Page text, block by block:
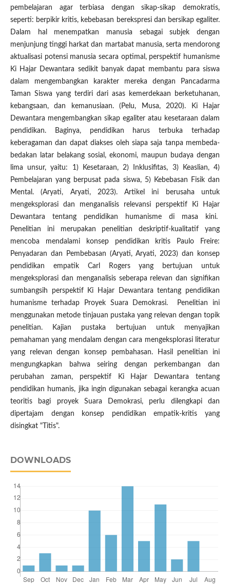
pembelajaran agar terbiasa dengan sikap-sikap demokratis,
seperti: berpikir kritis, kebebasan berekspresi dan bersikap egaliter.
Dalam hal menempatkan manusia sebagai subjek dengan
menjunjung tinggi harkat dan martabat manusia, serta mendorong
aktualisasi potensi manusia secara optimal, perspektif humanisme
Ki Hajar Dewantara sedikit banyak dapat membantu para siswa
dalam mengembangkan karakter mereka dengan Pancadarma
Taman Siswa yang terdiri dari asas kemerdekaan berketuhanan,
kebangsaan, dan kemanusiaan. (Pelu, Musa, 2020). Ki Hajar
Dewantara mengembangkan sikap egaliter atau kesetaraan dalam
pendidikan. Baginya, pendidikan
harus terbuka terhadap
keberagaman dan dapat diakses oleh siapa saja tanpa membeda-
bedakan latar belakang sosial, ekonomi, maupun budaya dengan
lima unsur, yaitu: 1) Kesetaraan, 2) Inklusifitas, 3) Keaslian, 4)
Pembelajaran yang berpusat pada siswa, 5) Kebebasan Fisik dan
Mental. (Aryati, Aryati, 2023). Artikel ini berusaha untuk
mengeksplorasi dan menganalisis relevansi perspektif Ki Hajar
Dewantara tentang pendidikan humanisme di masa kini.
Penelitian ini merupakan penelitian deskriptif-kualitatif yang
mencoba mendalami konsep pendidikan kritis Paulo Freire:
Penyadaran dan Pembebasan (Aryati, Aryati, 2023) dan konsep
pendidikan empatik Carl Rogers yang bertujuan untuk
mengeksplorasi dan menganalisis seberapa relevan dan signifikan
sumbangsih perspektif Ki Hajar Dewantara tentang pendidikan
humanisme terhadap Proyek Suara Demokrasi. Penelitian ini
menggunakan metode tinjauan pustaka yang relevan dengan topik
penelitian. Kajian pustaka bertujuan untuk menyajikan
pemahaman yang mendalam dengan cara mengeksplorasi literatur
yang relevan dengan konsep pembahasan. Hasil penelitian ini
mengungkapkan bahwa seiring dengan perkembangan dan
perubahan zaman, perspektif Ki Hajar Dewantara tentang
pendidikan humanis, jika ingin digunakan sebagai kerangka acuan
teoritis bagi proyek Suara Demokrasi, perlu dilengkapi dan
dipertajam dengan konsep pendidikan empatik-kritis yang
disingkat "Titis".
DOWNLOADS